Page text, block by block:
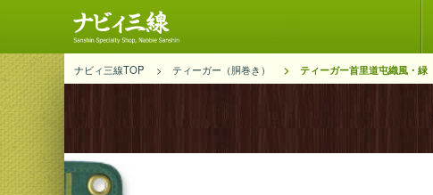
ナビィ三線TOP ティーガー（胴巻き） ティーガー首里道屯織風・緑